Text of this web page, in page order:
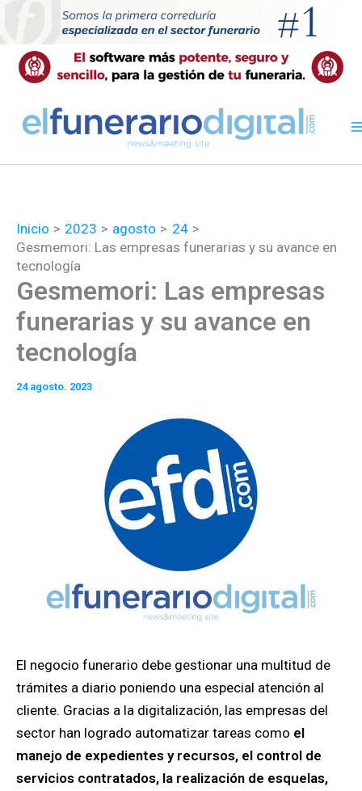
contenido
Inicio 2023 agosto
24
Gesmemori: Las empresas funerarias y su avance en
tecnología
Gesmemori: Las empresas
funerarias y su avance en
tecnología
24 agosto. 2023
El negocio funerario debe gestionar una multitud de
trámites a diario poniendo una especial atención al
cliente. Gracias a la digitalización, las empresas del
sector han logrado automatizar tareas como el
manejo de expedientes y recursos, el control de
servicios contratados, la realización de esquelas,